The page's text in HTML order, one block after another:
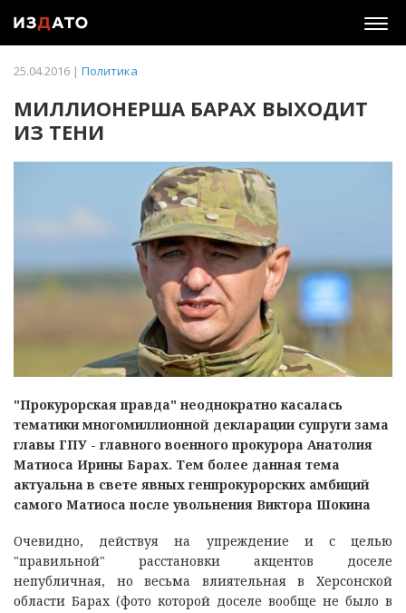
25.04.2016 | Политика
МИЛЛИОНЕРША БАРАХ ВЫХОДИТ
ИЗ ТЕНИ
"Прокурорская правда" неоднократно касалась
тематики многомиллионной декларации супруги зама
главы ГПУ - главного военного прокурора Анатолия
Матиоса Ирины Барах. Тем более данная тема
актуальна в свете явных генпрокурорских амбиций
самого Матиоса после увольнения Виктора Шокина
Очевидно, действуя на упреждение и с целью
"правильной" расстановки акцентов доселе
непубличная, но весьма влиятельная в Херсонской
области Барах (фото которой доселе вообще не было в